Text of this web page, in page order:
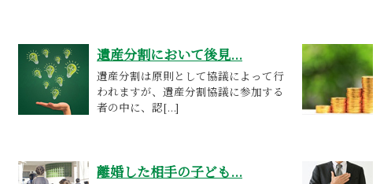
遺産分割において後見...
遺産分割は原則として協議によって行
われますが、遺産分割協議に参加する
者の中に、認[...]
離婚した相手の子ども...